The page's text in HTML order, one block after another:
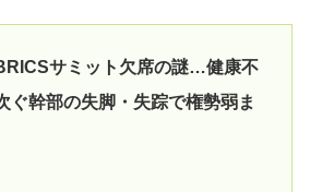
サミット欠席の謎…健康不
ぐ幹部の失脚・失踪で権勢弱ま